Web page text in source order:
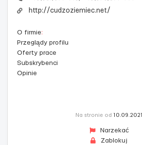
http://cudzoziemiec.net/
O firmie:
Przeglądy profilu
Oferty prace
Subskrybenci
Opinie
Na stronie od 10.09.2021
Narzekać
Zablokuj